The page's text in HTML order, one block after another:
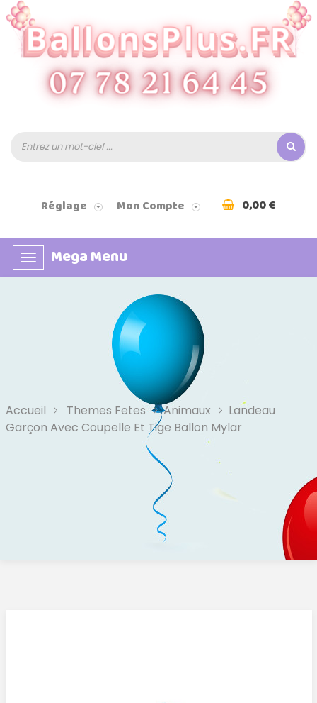
Réglage Mon Compte 0,00 €
Basculer
la
Mega Menu
Accueil Themes Fetes Animaux
Landeau
Garçon Avec Coupelle Et Tige Ballon Mylar